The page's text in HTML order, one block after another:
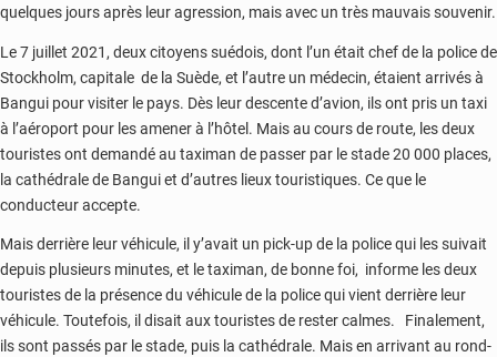
quelques jours après leur agression, mais avec un très mauvais souvenir.
Le 7 juillet 2021, deux citoyens suédois, dont l’un était chef de la police de
Stockholm, capitale de la Suède, et l’autre un médecin, étaient arrivés à
Bangui pour visiter le pays. Dès leur descente d’avion, ils ont pris un taxi
à l’aéroport pour les amener à l’hôtel. Mais au cours de route, les deux
touristes ont demandé au taximan de passer par le stade 20 000 places,
la cathédrale de Bangui et d’autres lieux touristiques. Ce que le
conducteur accepte.
Mais derrière leur véhicule, il y’avait un pick-up de la police qui les suivait
depuis plusieurs minutes, et le taximan, de bonne foi, informe les deux
touristes de la présence du véhicule de la police qui vient derrière leur
véhicule. Toutefois, il disait aux touristes de rester calmes. Finalement,
ils sont passés par le stade, puis la cathédrale. Mais en arrivant au rond-